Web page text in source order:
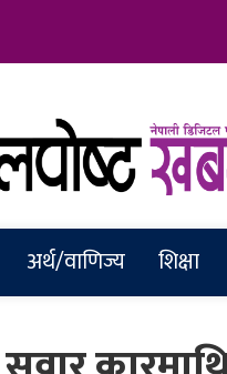
अर्थ/वाणिज्य शिक्षा